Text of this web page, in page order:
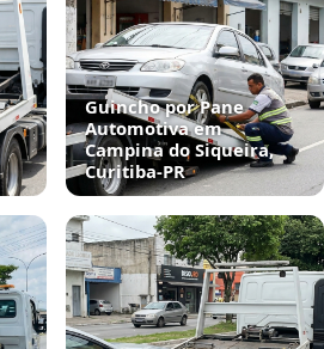
Guincho por Pane
Automotiva em
Campina do Siqueira,
Curitiba‑PR